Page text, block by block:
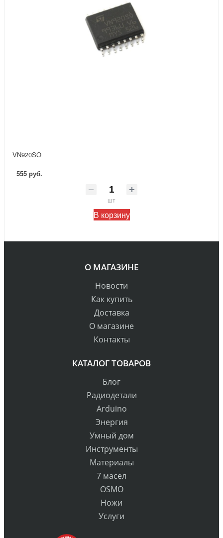
VN920SO
555 руб.
шт
В корзину
О МАГАЗИНЕ
Новости
Как купить
Доставка
О магазине
Контакты
КАТАЛОГ ТОВАРОВ
Блог
Радиодетали
Arduino
Энергия
Умный дом
Инструменты
Материалы
7 масел
OSMO
Ножи
Услуги